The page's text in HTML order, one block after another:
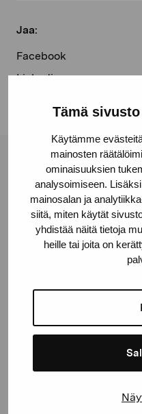
Tämä
Käytämme
mainosten
ominaisuuksien
analysoimiseen.
mainosalan ja
siitä, miten käytät
yhdistää näitä tietoja
heille tai joita on
Jaa:
Facebook
Linkedin
Pro Artibus -
Kustaa Vaasan katu 11
10600 Tammisaari
proartibus@proartibus.fi